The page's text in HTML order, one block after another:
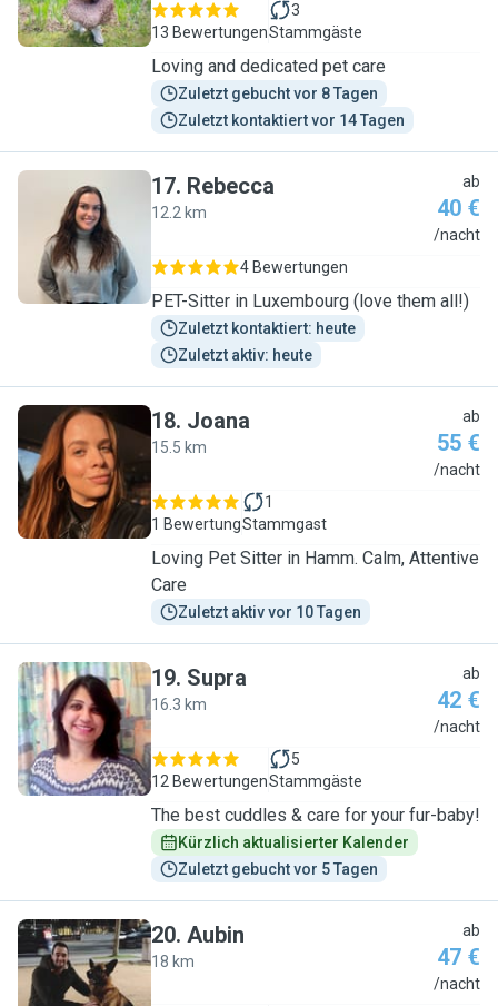
13 Bewertungen
3
Stammgäste
Loving and dedicated pet care
Zuletzt gebucht vor 8 Tagen
Zuletzt kontaktiert vor 14 Tagen
R
17. Rebecca
12.2 km
ab
40 €
/nacht
4 Bewertungen
PET-Sitter in Luxembourg (love them all!)
Zuletzt kontaktiert: heute
Zuletzt aktiv: heute
J
18. Joana
15.5 km
ab
55 €
/nacht
1 Bewertung
1
Stammgast
Loving Pet Sitter in Hamm. Calm, Attentive
Care
Zuletzt aktiv vor 10 Tagen
S
19. Supra
16.3 km
ab
42 €
/nacht
12 Bewertungen
5
Stammgäste
The best cuddles & care for your fur-baby!
Kürzlich aktualisierter Kalender
Zuletzt gebucht vor 5 Tagen
A
20. Aubin
18 km
ab
47 €
/nacht